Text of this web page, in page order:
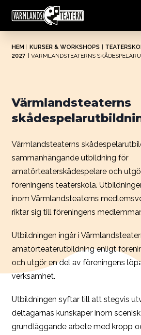
HEM KURSER & WORKSHOPS
2027
VÄRMLANDSTEATERNS
Värmlandsteaterns
Värmlandsteaterns
sammanhängande utbildning för
amatörteaterskådespelare och
föreningens teaterskola.
inom Värmlandsteaterns
riktar sig till föreningens medlemmar.
Utbildningen ingår i
amatörteaterutbildning enligt
och utgör en del av föreningens
verksamhet.
Utbildningen syftar till att stegvis
deltagarnas kunskaper inom
grundläggande arbete med kropp